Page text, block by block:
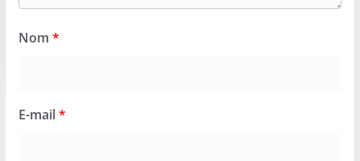
Nom *
E-mail*